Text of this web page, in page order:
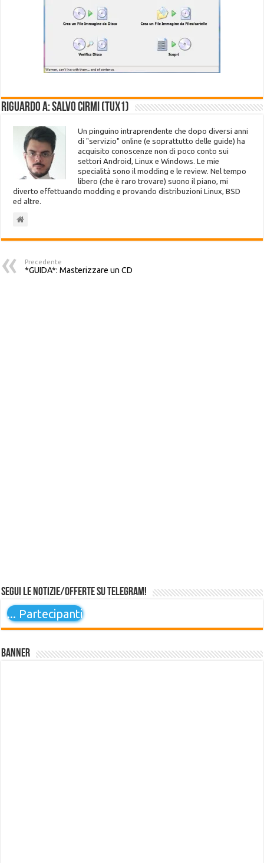
Riguardo a: Salvo Cirmi (Tux1)
Un pinguino intraprendente che dopo diversi anni
di "servizio" online (e soprattutto delle guide) ha
acquisito conoscenze non di poco conto sui
settori Android, Linux e Windows. Le mie
specialità sono il modding e le review. Nel tempo
libero (che è raro trovare) suono il piano, mi
diverto effettuando modding e provando distribuzioni Linux, BSD
ed altre.
Precedente
*GUIDA*: Masterizzare un CD
Segui le notizie/offerte su Telegram!
... Partecipanti
Banner